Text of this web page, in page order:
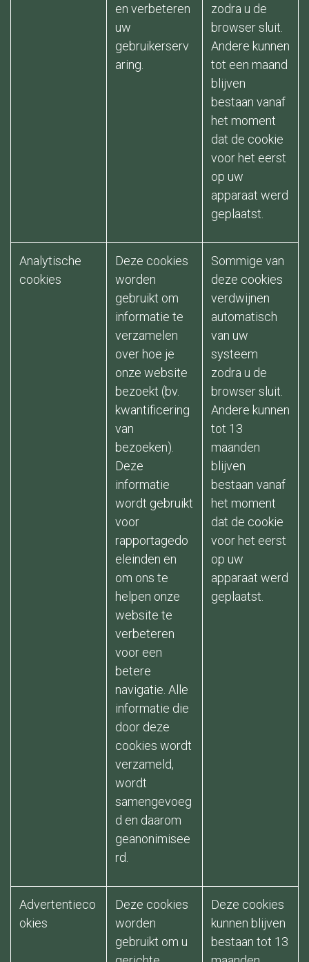
en verbeteren
uw
gebruikerserv
aring.
zodra u de
browser sluit.
Andere kunnen
tot een maand
blijven
bestaan vanaf
het moment
dat de cookie
voor het eerst
op uw
apparaat werd
geplaatst.
Analytische
cookies
Deze cookies
worden
gebruikt om
informatie te
verzamelen
over hoe je
onze website
bezoekt (bv.
kwantificering
van
bezoeken).
Deze
informatie
wordt gebruikt
voor
rapportagedo
eleinden en
om ons te
helpen onze
website te
verbeteren
voor een
betere
navigatie. Alle
informatie die
door deze
cookies wordt
verzameld,
wordt
samengevoeg
d en daarom
geanonimisee
rd.
Sommige van
deze cookies
verdwijnen
automatisch
van uw
systeem
zodra u de
browser sluit.
Andere kunnen
tot 13
maanden
blijven
bestaan vanaf
het moment
dat de cookie
voor het eerst
op uw
apparaat werd
geplaatst.
Advertentieco
okies
Deze cookies
worden
gebruikt om u
Deze cookies
kunnen blijven
bestaan tot 13